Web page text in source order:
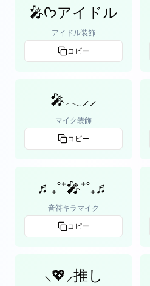
🎤ᡣ𐭩アイドル
アイドル装飾
コピー
🎤𓂃⸝⸝
マイク装飾
コピー
♬₊˚⁺🎤⁺˚₊♬
音符キラマイク
コピー
⸜💖⸝‍推し